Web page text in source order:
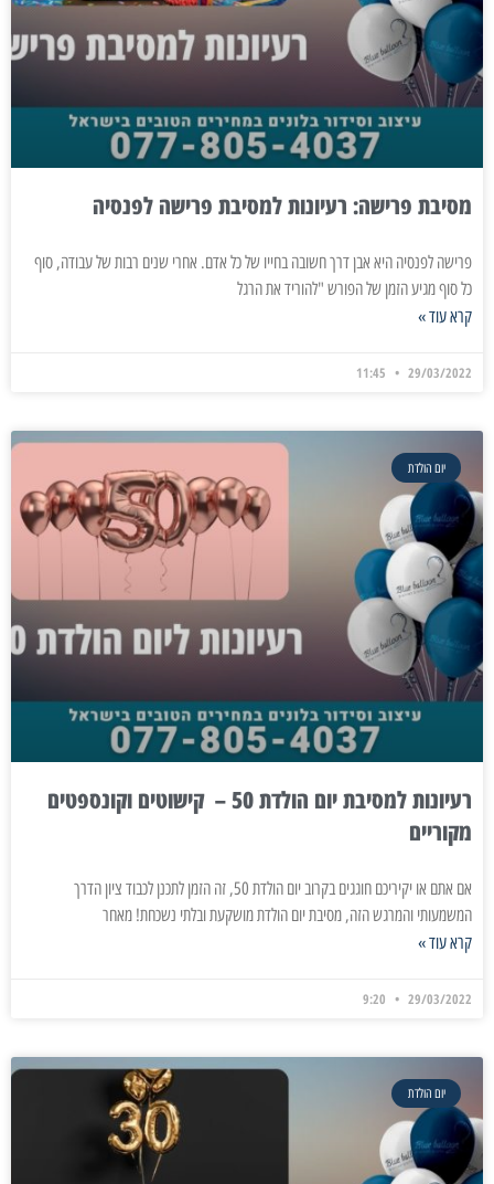
מסיבת פרישה: רעיונות למסיבת פרישה לפנסיה
פרישה לפנסיה היא אבן דרך חשובה בחייו של כל אדם. אחרי שנים רבות של עבודה, סוף
כל סוף מגיע הזמן של הפורש "להוריד את הרגל
קרא עוד »
29/03/2022
יום הולדת
רעיונות למסיבת יום הולדת 50 – קישוטים וקונספטים
מקוריים
אם אתם או יקיריכם חוגגים בקרוב יום הולדת 50, זה הזמן לתכנן לכבוד ציון הדרך
המשמעותי והמרגש הזה, מסיבת יום הולדת מושקעת ובלתי נשכחת! מאחר
קרא עוד »
29/03/2022
יום הולדת